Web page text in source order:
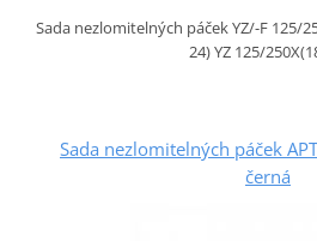
Sada nezlomitelných páček YZ/-F 125/
24) YZ 125/
Sada nezlomitelných páček
černá